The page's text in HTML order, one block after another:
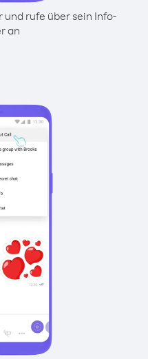
und rufe über sein Info-
an